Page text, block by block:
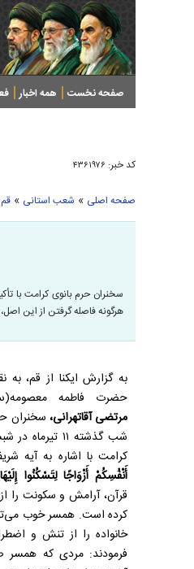
صفحه نخست همه اخبار
کد خبر: ۴۳۶۱۹۷۶
صفحه اصلی » شعب استانی » قم
سخنران حرم بانوی کرامت با
هرگونه فاصله گرفتن از این
به گزارش ایکنا از قم،
حضرت فاطمه
مرتضی آقاتهرانی، سخنران
شب گذشته ۱۱
کرامت با اشاره به آیه
أَنْفُسِكُمْ أَزْوَاجًا لِتَسْكُنُوا إِلَيْهَا
قرآن، آرامش و سکونت را
کرده است. همسر خوب
خانواده را از تنش و
فرمودند: مردی که همسر